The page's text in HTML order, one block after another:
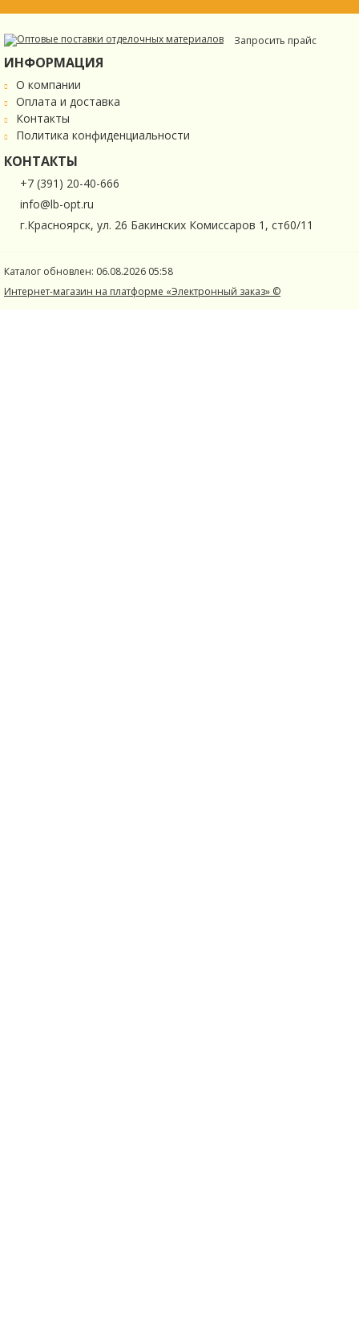
Запросить прайс
ИНФОРМАЦИЯ
О компании
Оплата и доставка
Контакты
Политика конфиденциальности
КОНТАКТЫ
+7 (391) 20-40-666
info@lb-opt.ru
г.Красноярск, ул. 26 Бакинских Комиссаров 1, ст60/11
Каталог обновлен: 06.08.2026 05:58
Интернет-магазин на платформе «Электронный заказ» ©